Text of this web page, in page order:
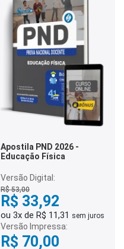
Apostila PND 2026 -
Educação Física
Versão Digital:
R$ 53,00
R$ 33,92
ou 3x de R$ 11,31 sem juros
Versão Impressa:
R$ 70,00